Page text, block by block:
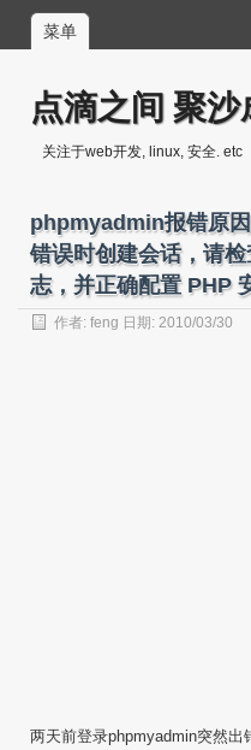
菜单
点滴之间 聚
关注于web开发, linux, 安全. etc
phpmyadmin报错原
错误时创建会话，请
志，并正确配置 PHP
作者: feng 日期: 2010/03/30
两天前登录phpmyadmin突然出